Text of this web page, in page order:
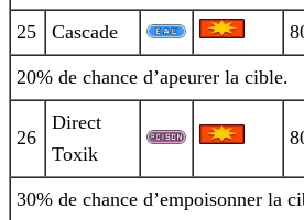
25 Cascade
20% de chance d’apeurer la cible.
26
Direct
Toxik
30% de chance d’empoisonner la